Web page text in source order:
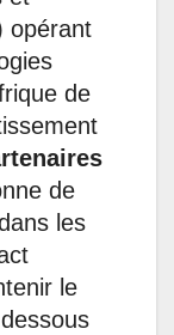
opérant
de
de
les
le